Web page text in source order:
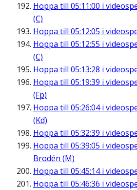
Hoppa till 05:11:00 i
(C)
Hoppa till 05:12:05 i
Hoppa till 05:12:55 i
(C)
Hoppa till 05:13:28 i
Hoppa till 05:19:39 i
(Fp)
Hoppa till 05:26:04i
(Kd)
Hoppa till 05:32:39 i
Hoppa till 05:39:05 i
Brodén (M)
Hoppa till 05:45:14i
Hoppa till 05:46:36 i